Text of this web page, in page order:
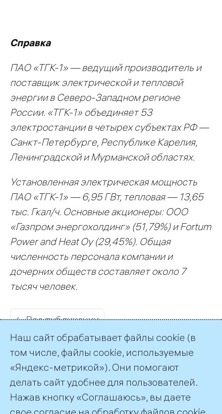
Справка
ПАО «ТГК-1» — ведущий производитель и
поставщик электрической и тепловой
энергии в Северо-Западном регионе
России. «ТГК-1» объединяет 53
электростанции в четырех субъектах РФ —
Санкт-Петербурге, Республике Карелия,
Ленинградской и Мурманской областях.
Установленная электрическая мощность
ПАО «ТГК-1» — 6,95 ГВт, тепловая — 13,65
тыс. Гкал/ч. Основные акционеры: ООО
«Газпром энергохолдинг» (51,79%) и Fortum
Power and Heat Oy (29,45%). Общая
численность персонала компании и
дочерних обществ составляет около 7
тысяч человек.
← Все публикации
Пресс-служба ТГК-1
Наш сайт обрабатывает файлы cookie (в
том числе, файлы cookie, используемые
«Яндекс-метрикой»). Они помогают
делать сайт удобнее для пользователей.
Нажав кнопку «Соглашаюсь», вы даете